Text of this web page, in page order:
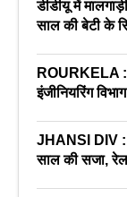
डीडीयू में
साल की बेटी के
ROURKELA :
इंजीनियरिंग
JHANSI DIV :
साल की सजा,